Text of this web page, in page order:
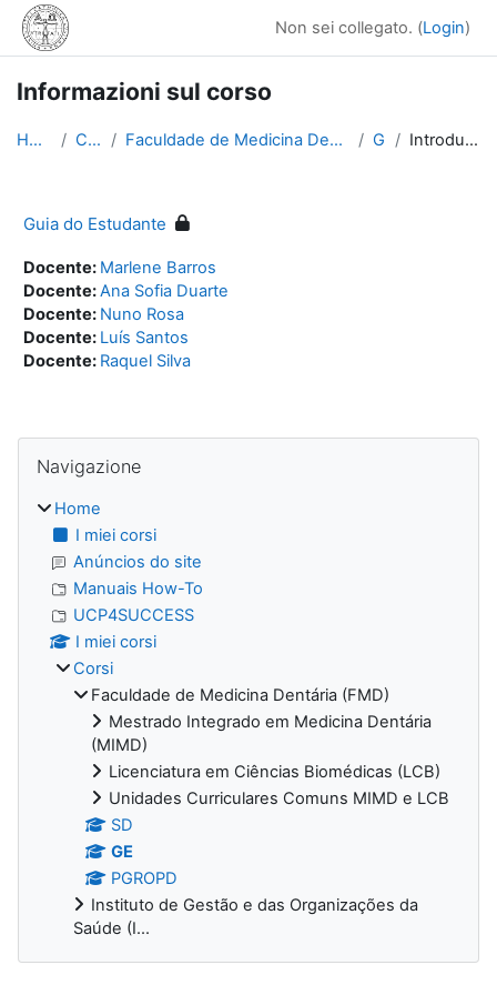
Vai al contenuto principale
Non sei collegato. (Login)
Informazioni sul corso
Home Corsi Faculdade de Medicina Dentária (FMD) GE Introduzione
Guia do Estudante
Docente: Marlene Barros
Docente:Ana Sofia Duarte
Docente: Nuno Rosa
Docente: Luís Santos
Docente: Raquel Silva
Blocchi
Navigazione
Home
I miei corsi
Anúncios do site
Manuais How-To
UCP4SUCCESS
I miei corsi
Corsi
Faculdade de Medicina Dentária (FMD)
Mestrado Integrado em Medicina Dentária
(MIMD)
Licenciatura em Ciências Biomédicas (LCB)
Unidades Curriculares Comuns MIMD e LCB
SD
GE
PGROPD
Instituto de Gestão e das Organizações da
Saúde (I...